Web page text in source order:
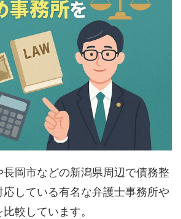
岡市などの新潟県周辺で債務整
している有名な弁護士事務所や
較しています。